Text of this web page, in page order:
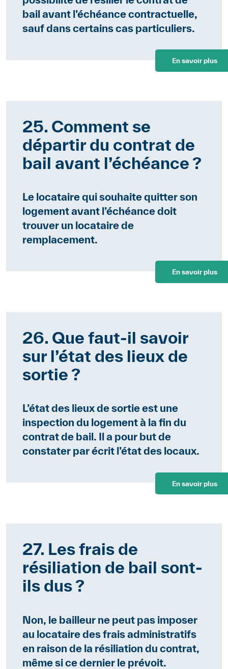
bail avant l’échéance contractuelle,
sauf dans certains cas particuliers.
En savoir plus
25. Comment se
départir du contrat de
bail avant l’échéance ?
Le locataire qui souhaite quitter son
logement avant l’échéance doit
trouver un locataire de
remplacement.
En savoir plus
26. Que faut-il savoir
sur l’état des lieux de
sortie ?
L’état des lieux de sortie est une
inspection du logement à la fin du
contrat de bail. Il a pour but de
constater par écrit l’état des locaux.
En savoir plus
27. Les frais de
résiliation de bail sont-
ils dus ?
Non, le bailleur ne peut pas imposer
au locataire des frais administratifs
en raison de la résiliation du contrat,
même si ce dernier le prévoit.